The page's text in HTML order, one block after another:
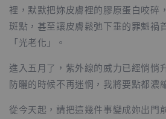
裡，默默把妳皮膚裡的膠原蛋白咬碎
斑點，甚至讓皮膚鬆弛下垂的罪魁禍
「光老化」。
進入五月了，紫外線的威力已經悄悄
防曬的時候不再迷惘，我將要點都濃
從今天起，請把這幾件事變成妳出門